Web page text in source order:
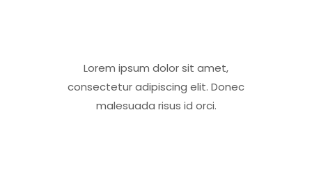
Lorem ipsum dolor sit amet,
consectetur adipiscing elit. Donec
malesuada risus id orci.